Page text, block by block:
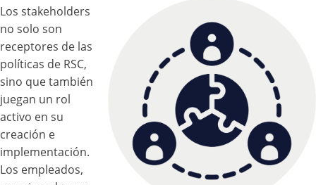
Los stakeholders
no solo son
receptores de las
políticas de RSC,
sino que también
juegan un rol
activo en su
creación e
implementación.
Los empleados,